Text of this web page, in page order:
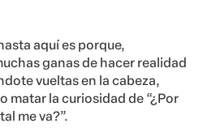
aquí es porque,
ganas de hacer realidad
vueltas en la cabeza,
matar la curiosidad de “¿Por
me va?”.